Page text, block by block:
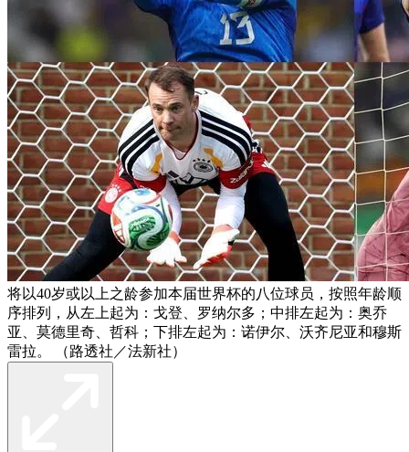
将以40岁或以上之龄参加本届世界杯的八位球员，按照年龄顺
序排列，从左上起为：戈登、罗纳尔多；中排左起为：奥乔
亚、莫德里奇、哲科；下排左起为：诺伊尔、沃齐尼亚和穆斯
雷拉。 （路透社／法新社）